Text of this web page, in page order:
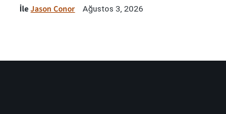
İleJason Conor Ağustos 3, 2026